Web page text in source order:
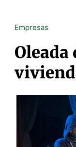
Empresas
Oleada